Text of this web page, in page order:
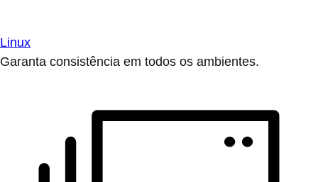
Linux
Garanta consistência em todos os ambientes.